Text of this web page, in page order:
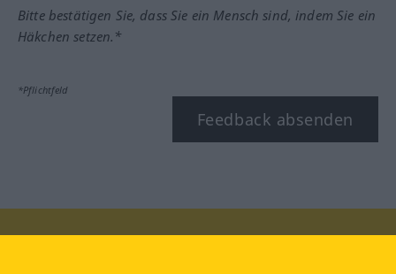
Bitte bestätigen Sie, dass Sie ein Mensch sind, indem Sie ein
Häkchen setzen.*
*Pflichtfeld
Feedback absenden